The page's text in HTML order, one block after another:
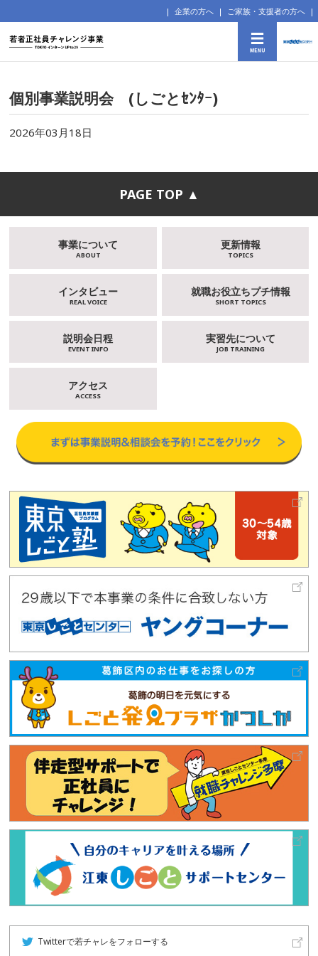
企業の方へ ご家族・支援者の方へ
個別事業説明会 (しごとｾﾝﾀｰ)
2026年03月18日
PAGE TOP ▲
事業について
ABOUT
更新情報
TOPICS
インタビュー
REAL VOICE
就職お役立ちプチ情報
SHORT TOPICS
説明会日程
EVENT INFO
実習先について
JOB TRAINING
アクセス
ACCESS
Twitterで若チャレをフォローする